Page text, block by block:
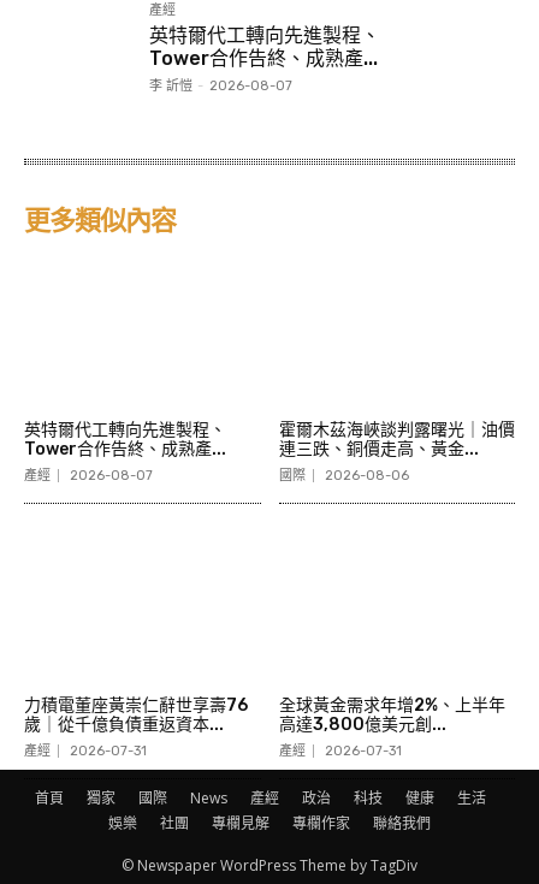
產經
英特爾代工轉向先進製程、
Tower合作告終、成熟產...
李 訢愷 - 2026-08-07
更多類似內容
英特爾代工轉向先進製程、
Tower合作告終、成熟產...
產經 2026-08-07
霍爾木茲海峽談判露曙光｜油價
連三跌、銅價走高、黃金...
國際 2026-08-06
力積電董座黃崇仁辭世享壽76
歲｜從千億負債重返資本...
產經 2026-07-31
全球黃金需求年增2%、上半年
高達3,800億美元創...
產經 2026-07-31
首頁 獨家 國際 News 產經 政治 科技 健康
生活
娛樂
社團 專欄見解 專欄作家 聯絡我們
© Newspaper WordPress Theme by TagDiv